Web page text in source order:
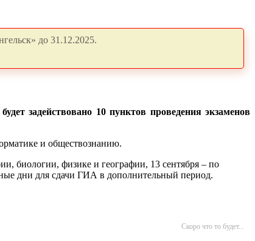
до 31.12.2025.
задействовано 10 пунктов проведения экзаменов
и обществознанию.
биологии, физике и географии, 13 сентября – по
дни для сдачи ГИА в дополнительный период.
Скоро что то будет...